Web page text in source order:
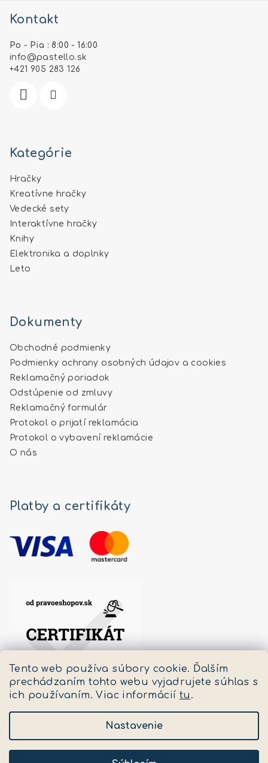
Tento web používa súbory cookie. Ďalším
prechádzaním tohto webu vyjadrujete súhlas s
ich používaním. Viac informácií tu .
Nastavenie
Kontakt
Po - Pia : 8:00 - 16:00
info @pastello.sk
+421 905 283 126
Kategórie
Hračky
Kreatívne hračky
Vedecké sety
Interaktívne hračky
Knihy
Elektronika a doplnky
Leto
Dokumenty
Obchodné podmienky
Podmienky ochrany osobných údajov a cookies
Reklamačný poriadok
Odstúpenie od zmluvy
Reklamačný formulár
Protokol o prijatí reklamácia
Protokol o vybavení reklamácie
O nás
Platby a certifikáty
Copyright 2026Pastello. Všetky práva vyhradené.
Upraviť nastavenie cookies